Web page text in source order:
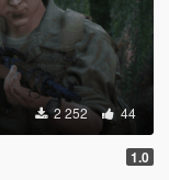
2 252 44
1.0